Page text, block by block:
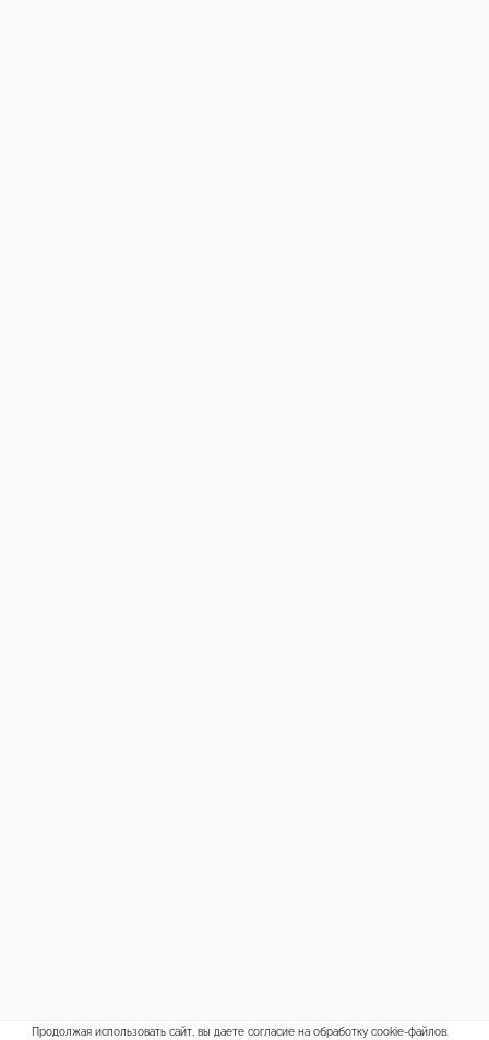
Продолжая использовать сайт, вы даете согласие на обработку cookie-файлов.